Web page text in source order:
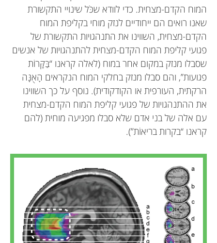
המוח הקדם-מצחית. כדי לוודא שכֹּל שינויי התקשורת
שאנו רואים הם ייחודיים לנזק מוחי בקליפת המוח
הקדם-מצחית, השווינו את התנהגויות התקשורת של
פגועי קליפת המוח הקדם-מצחית להתנהגויות של אנשים
שסבלו מנזק במקום אחר במוח (לאלה קראנו “בַּקָּרוֹת
פגועות”, והם סבלו מנזק בחלקי המוח הנקראים הָאֻנָּה
הרקתית, העורפית או הקודקודית). נוסף על כך השווינו
את ההתנהגויות של פגועי קליפת המוח הקדם-מצחית
עם אלה של בני אדם שלא סבלו מפגיעה מוחית (להם
קראנו “בקרות בריאוֹת”).